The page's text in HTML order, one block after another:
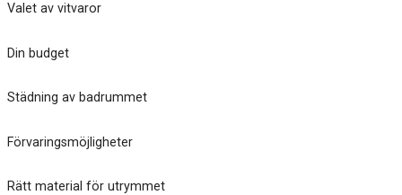
Valet av vitvaror
Din budget
Städning av badrummet
Förvaringsmöjligheter
Rätt material för utrymmet